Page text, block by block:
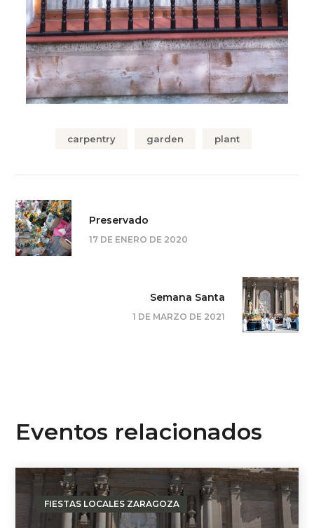
carpentry garden plant
Preservado
17 DE ENERO DE 2020
Semana Santa
1 DE MARZO DE 2021
Eventos relacionados
FIESTAS LOCALES ZARAGOZA